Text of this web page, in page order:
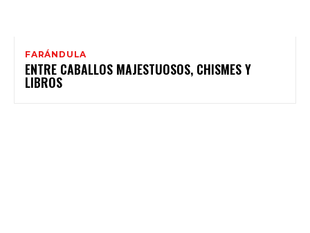
FARÁNDULA
ENTRE CABALLOS MAJESTUOSOS, CHISMES Y
LIBROS